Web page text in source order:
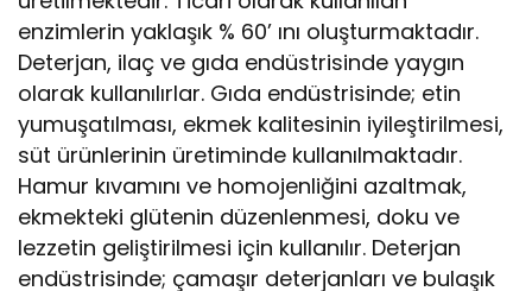
enzimlerin yaklaşık % 60’ ını oluşturmaktadır.
Deterjan, ilaç ve gıda endüstrisinde yaygın
olarak kullanılırlar. Gıda endüstrisinde; etin
yumuşatılması, ekmek kalitesinin iyileştirilmesi,
süt ürünlerinin üretiminde kullanılmaktadır.
Hamur kıvamını ve homojenliğini azaltmak,
ekmekteki glütenin düzenlenmesi, doku ve
lezzetin geliştirilmesi için kullanılır. Deterjan
endüstrisinde; çamaşır deterjanları ve bulaşık